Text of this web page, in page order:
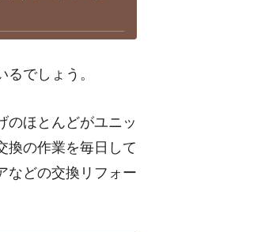
でしょう。
のほとんどがユニッ
換の作業を毎日して
などの交換リフォー